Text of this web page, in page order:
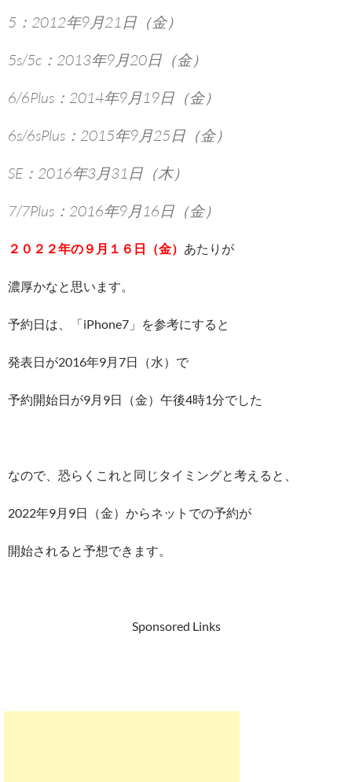
5：2012年9月21日（金）
5s/5c：2013年9月20日（金）
6/6Plus：2014年9月19日（金）
6s/6sPlus：2015年9月25日（金）
SE：2016年3月31日（木）
7/7Plus：2016年9月16日（金）
２０２２年の９月１６日（金） あたりが
濃厚かなと思います。
予約日は、「iPhone7」を参考にすると
発表日が2016年9月7日（水）で
予約開始日が9月9日（金）午後4時1分でした
なので、恐らくこれと同じタイミングと考えると、
2022年9月9日（金）からネットでの予約が
開始されると予想できます。
Sponsored Links